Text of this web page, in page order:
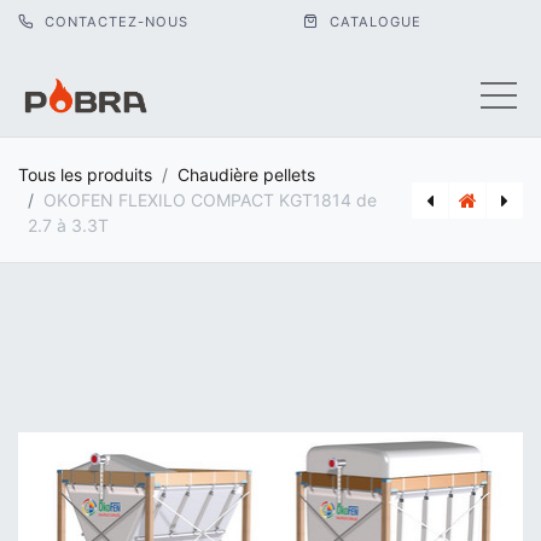
CONTACTEZ-NOUS CATALOGUE
Tous les produits
Chaudière pellets
OKOFEN FLEXILO COMPACT KGT1814 de
2.7 à 3.3T